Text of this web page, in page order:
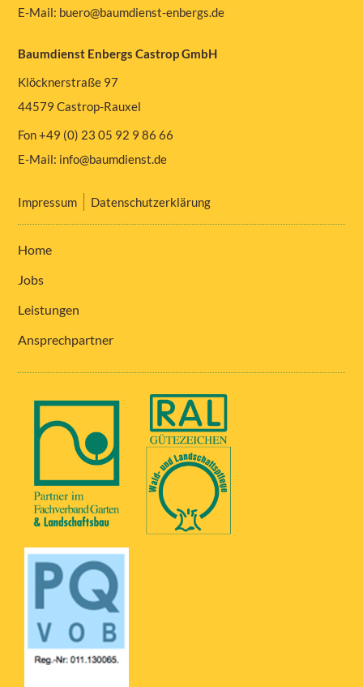
E-Mail: buero@baumdienst-enbergs.de
Baumdienst Enbergs Castrop GmbH
Klöcknerstraße 97
44579 Castrop-Rauxel
Fon +49 (0) 23 05 92 9 86 66
E-Mail: info@baumdienst.de
Impressum Datenschutzerklärung
Home
Jobs
Leistungen
Ansprechpartner